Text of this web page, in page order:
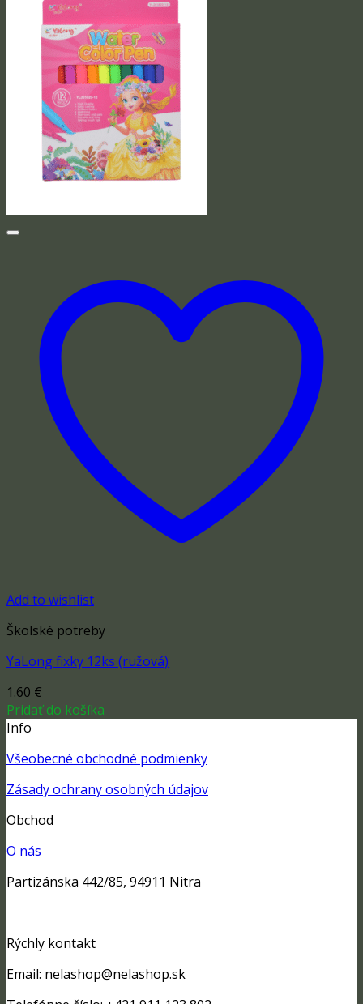
Add to wishlist
Školské potreby
YaLong fixky 12ks (ružová)
1.60 €
Pridať do košíka
Info
Všeobecné obchodné podmienky
Zásady ochrany osobných údajov
Obchod
O nás
Partizánska 442/85, 94911 Nitra
Rýchly kontakt
Email: nelashop@nelashop.sk